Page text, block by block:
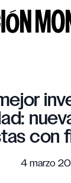
con
4 marzo